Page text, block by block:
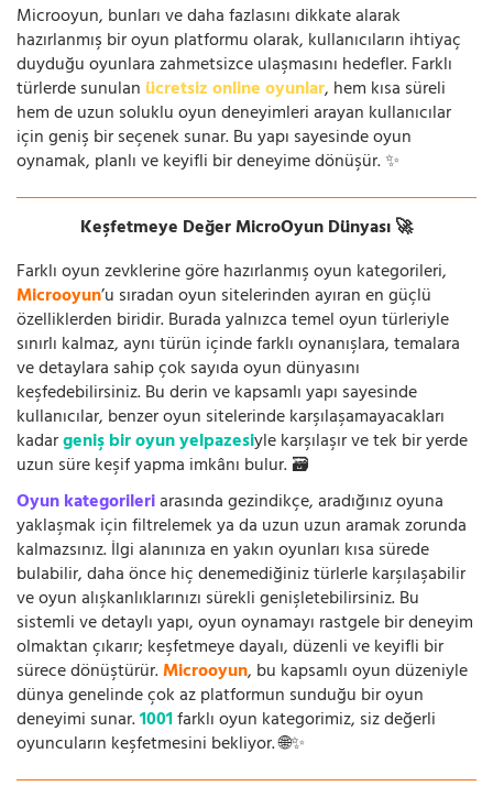
Microoyun, bunları ve daha fazlasını dikkate alarak
hazırlanmış bir oyun platformu olarak, kullanıcıların ihtiyaç
duyduğu oyunlara zahmetsizce ulaşmasını hedefler. Farklı
türlerde sunulan ücretsiz online oyunlar, hem kısa süreli
hem de uzun soluklu oyun deneyimleri arayan kullanıcılar
için geniş bir seçenek sunar. Bu yapı sayesinde oyun
oynamak, planlı ve keyifli bir deneyime dönüşür. ✨
Keşfetmeye Değer MicroOyun Dünyası 🚀
Farklı oyun zevklerine göre hazırlanmış oyun kategorileri,
Microoyun’u sıradan oyun sitelerinden ayıran en güçlü
özelliklerden biridir. Burada yalnızca temel oyun türleriyle
sınırlı kalmaz, aynı türün içinde farklı oynanışlara, temalara
ve detaylara sahip çok sayıda oyun dünyasını
keşfedebilirsiniz. Bu derin ve kapsamlı yapı sayesinde
kullanıcılar, benzer oyun sitelerinde karşılaşamayacakları
kadargeniş bir oyun yelpazesiyle karşılaşır ve tek bir yerde
uzun süre keşif yapma imkânı bulur. 🗃️
Oyun kategorileriarasında gezindikçe, aradığınız oyuna
yaklaşmak için filtrelemek ya da uzun uzun aramak zorunda
kalmazsınız. İlgi alanınıza en yakın oyunları kısa sürede
bulabilir, daha önce hiç denemediğiniz türlerle karşılaşabilir
ve oyun alışkanlıklarınızı sürekli genişletebilirsiniz. Bu
sistemli ve detaylı yapı, oyun oynamayı rastgele bir deneyim
olmaktan çıkarır; keşfetmeye dayalı, düzenli ve keyifli bir
sürece dönüştürür.Microoyun, bu kapsamlı oyun düzeniyle
dünya genelinde çok az platformun sunduğu bir oyun
deneyimi sunar.1001farklı oyun kategorimiz, siz değerli
oyuncuların keşfetmesini bekliyor. 🌐✨